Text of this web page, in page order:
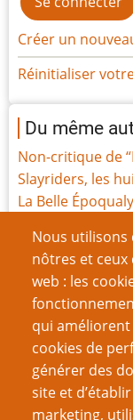
Nous utilisons
nôtres et ceux
web : les
qui
cookies de
générer des
site et
marketing,
Créer un
Réinitialiser
Du même
Non-critique de
Slayriders, les
La Belle
Jeu de rôle et
Construisez
Les Filles de
Les Filles de
Joueurs contre
(Ne pas) en
Pagination